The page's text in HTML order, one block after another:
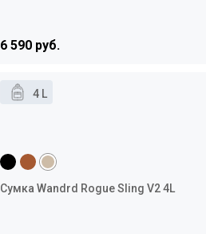
6 590 руб.
4 L
Сумка Wandrd Rogue Sling V2 4L